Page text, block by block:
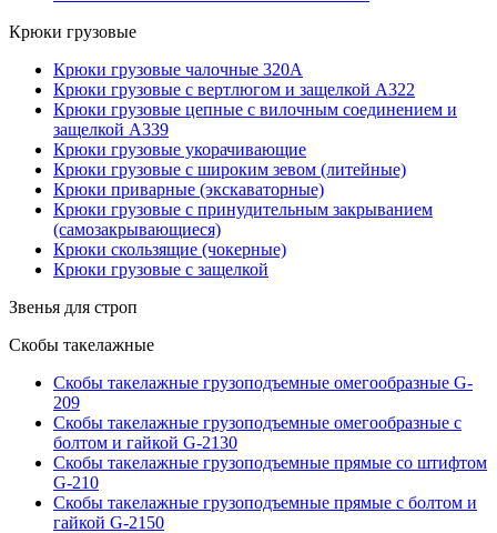
Крюки грузовые
Крюки грузовые чалочные 320А
Крюки грузовые с вертлюгом и защелкой А322
Крюки грузовые цепные с вилочным соединением и
защелкой А339
Крюки грузовые укорачивающие
Крюки грузовые с широким зевом (литейные)
Крюки приварные (экскаваторные)
Крюки грузовые с принудительным закрыванием
(самозакрывающиеся)
Крюки скользящие (чокерные)
Крюки грузовые с защелкой
Звенья для строп
Скобы такелажные
Скобы такелажные грузоподъемные омегообразные G-
209
Скобы такелажные грузоподъемные омегообразные с
болтом и гайкой G-2130
Скобы такелажные грузоподъемные прямые со штифтом
G-210
Скобы такелажные грузоподъемные прямые с болтом и
гайкой G-2150